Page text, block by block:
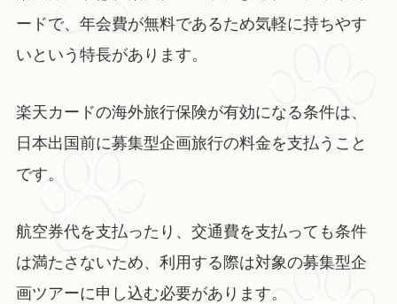
ードで、年会費が無料であるため気軽に持ちやす
いという特長があります。
楽天カードの海外旅行保険が有効になる条件は、
日本出国前に募集型企画旅行の料金を支払うこと
です。
航空券代を支払ったり、交通費を支払っても条件
は満たさないため、利用する際は対象の募集型企
画ツアーに申し込む必要があります。